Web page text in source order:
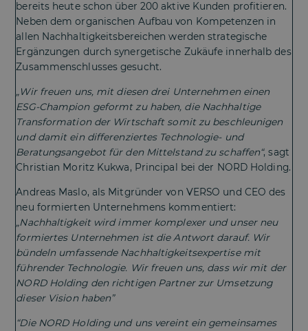
bereits heute schon über 200 aktive Kunden profitieren.
Neben dem organischen Aufbau von Kompetenzen in
allen Nachhaltigkeitsbereichen werden strategische
Ergänzungen durch synergetische Zukäufe innerhalb des
Zusammenschlusses gesucht.
„Wir freuen uns, mit diesen drei Unternehmen einen
ESG-Champion geformt zu haben, die Nachhaltige
Transformation der Wirtschaft somit zu beschleunigen
und damit ein differenziertes Technologie- und
Beratungsangebot für den Mittelstand zu schaffen“, sagt
Christian Moritz Kukwa, Principal bei der NORD Holding.
Andreas Maslo, als Mitgründer von VERSO und CEO des
neu formierten Unternehmens kommentiert:
„Nachhaltigkeit wird immer komplexer und unser neu
formiertes Unternehmen ist die Antwort darauf. Wir
bündeln umfassende Nachhaltigkeitsexpertise mit
führender Technologie. Wir freuen uns, dass wir mit der
NORD Holding den richtigen Partner zur Umsetzung
dieser Vision haben”
“Die NORD Holding und uns vereint ein gemeinsames